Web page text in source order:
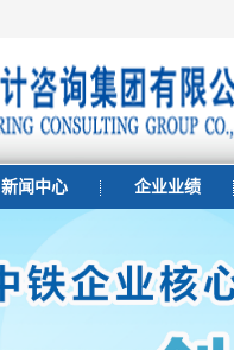
新闻中心 企业业绩